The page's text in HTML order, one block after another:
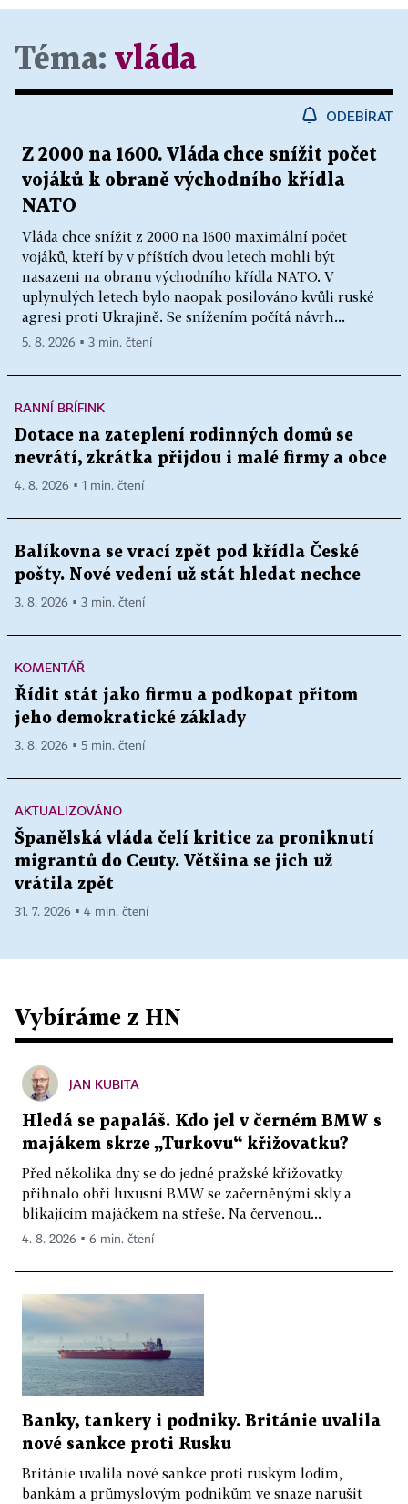
Téma: vláda
ODEBÍRAT
Z 2000 na 1600. Vláda chce snížit počet
vojáků k obraně východního křídla
NATO
Vláda chce snížit z 2000 na 1600 maximální počet
vojáků, kteří by v příštích dvou letech mohli být
nasazeni na obranu východního křídla NATO. V
uplynulých letech bylo naopak posilováno kvůli ruské
agresi proti Ukrajině. Se snížením počítá návrh...
5. 8. 2026 ▪ 3 min. čtení
RANNÍ BRÍFINK
Dotace na zateplení rodinných domů se
nevrátí, zkrátka přijdou i malé firmy a obce
4. 8. 2026 ▪ 1 min. čtení
Balíkovna se vrací zpět pod křídla České
pošty. Nové vedení už stát hledat nechce
3. 8. 2026 ▪ 3 min. čtení
KOMENTÁŘ
Řídit stát jako firmu a podkopat přitom
jeho demokratické základy
3. 8. 2026 ▪ 5 min. čtení
AKTUALIZOVÁNO
Španělská vláda čelí kritice za proniknutí
migrantů do Ceuty. Většina se jich už
vrátila zpět
31. 7. 2026 ▪ 4 min. čtení
Vybíráme z HN
JAN KUBITA
Hledá se papaláš. Kdo jel v černém BMW s
majákem skrze „Turkovu“ křižovatku?
Před několika dny se do jedné pražské křižovatky
přihnalo obří luxusní BMW se začerněnými skly a
blikajícím majáčkem na střeše. Na červenou...
4. 8. 2026 ▪ 6 min. čtení
Banky, tankery i podniky. Británie uvalila
nové sankce proti Rusku
Británie uvalila nové sankce proti ruským lodím,
bankám a průmyslovým podnikům ve snaze narušit